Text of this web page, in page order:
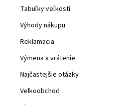
Tabuľky veľkostí
Výhody nákupu
Reklamacia
Výmena a vrátenie
Najčastejšie otázky
Velkoobchod